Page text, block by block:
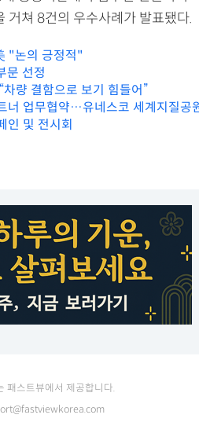
거쳐 8건의 우수사례가 발표됐다.
"논의 긍정적"
문 선정
량 결함으로 보기 힘들어”
너 업무협약…유네스코 세계지질공
인 및 전시회
패스트뷰에서 제공합니다.